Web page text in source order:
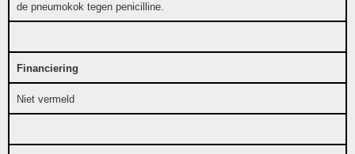
de pneumokok tegen penicilline.
Financiering
Niet vermeld